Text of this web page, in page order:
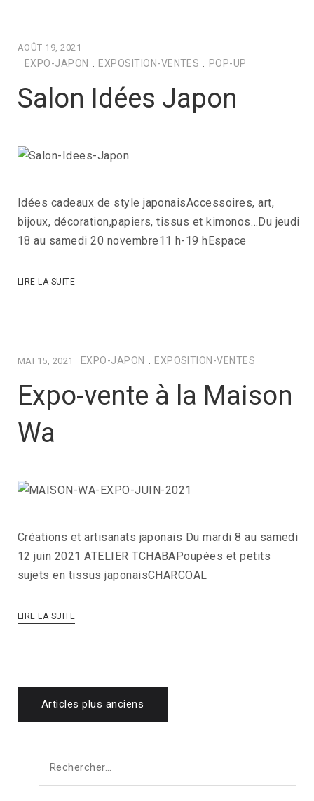
AOÛT 19, 2021
EXPO-JAPON EXPOSITION-VENTES POP-UP
Salon Idées Japon
Idées cadeaux de style japonaisAccessoires, art,
bijoux, décoration,papiers, tissus et kimonos…Du jeudi
18 au samedi 20 novembre11 h-19 hEspace
LIRE LA SUITE
MAI 15, 2021 EXPO-JAPON EXPOSITION-VENTES
Expo-vente à la Maison
Wa
Créations et artisanats japonais Du mardi 8 au samedi
12 juin 2021 ATELIER TCHABAPoupées et petits
sujets en tissus japonaisCHARCOAL
LIRE LA SUITE
Navigation
des
articles
Articles plus anciens